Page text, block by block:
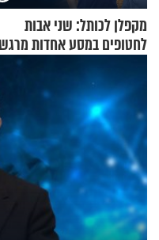
מקפלן לכותל: שני אבות
לחטופים במסע אחדות